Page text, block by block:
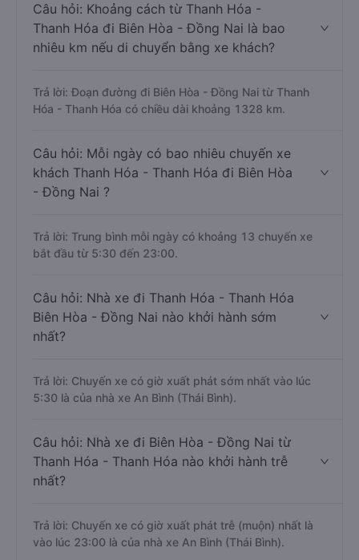
Câu hỏi: Khoảng cách từ Thanh Hóa -
Thanh Hóa đi Biên Hòa - Đồng Nai là bao
nhiêu km nếu di chuyển bằng xe khách?
Trả lời: Đoạn đường đi Biên Hòa - Đồng Nai từ Thanh
Hóa - Thanh Hóa có chiều dài khoảng 1328 km.
Câu hỏi: Mỗi ngày có bao nhiêu chuyến xe
khách Thanh Hóa - Thanh Hóa đi Biên Hòa
- Đồng Nai ?
Trả lời: Trung bình mỗi ngày có khoảng 13 chuyến xe
bắt đầu từ 5:30 đến 23:00.
Câu hỏi: Nhà xe đi Thanh Hóa - Thanh Hóa
Biên Hòa - Đồng Nai nào khởi hành sớm
nhất?
Trả lời: Chuyến xe có giờ xuất phát sớm nhất vào lúc
5:30 là của nhà xe An Bình (Thái Bình).
Câu hỏi: Nhà xe đi Biên Hòa - Đồng Nai từ
Thanh Hóa - Thanh Hóa nào khởi hành trễ
nhất?
Trả lời: Chuyến xe có giờ xuất phát trễ (muộn) nhất là
vào lúc 23:00 là của nhà xe An Bình (Thái Bình).